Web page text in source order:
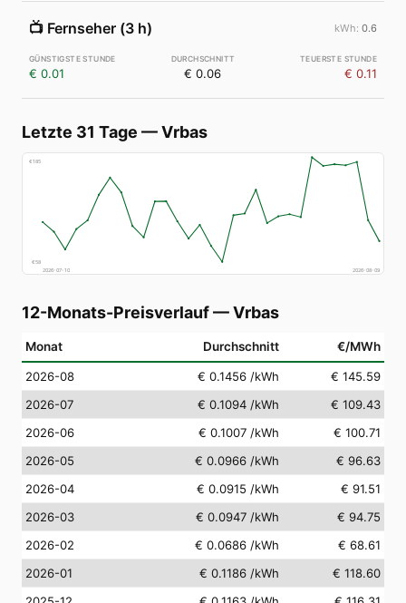
📺 Fernseher (3 h) 0.6
€ 0.01 € 0.06 € 0.11
Letzte 31 Tage —Vrbas
€185
€58
2026-07-10
2026-08-09
12-Monats-Preisverlauf—Vrbas
Monat Durchschnitt €/MWh
2026-08 € 0.1456 /kWh
€ 145.59
2026-07
€ 0.1094 /kWh
€ 109.43
2026-06
€ 0.1007 /kWh
€ 100.71
2026-05
€ 0.0966 /kWh
€ 96.63
2026-04
€ 0.0915 /kWh
€ 91.51
2026-03
€ 0.0947 /kWh
€ 94.75
2026-02
€ 0.0686 /kWh
€ 68.61
2026-01
€ 0.1186 /kWh
€ 118.60